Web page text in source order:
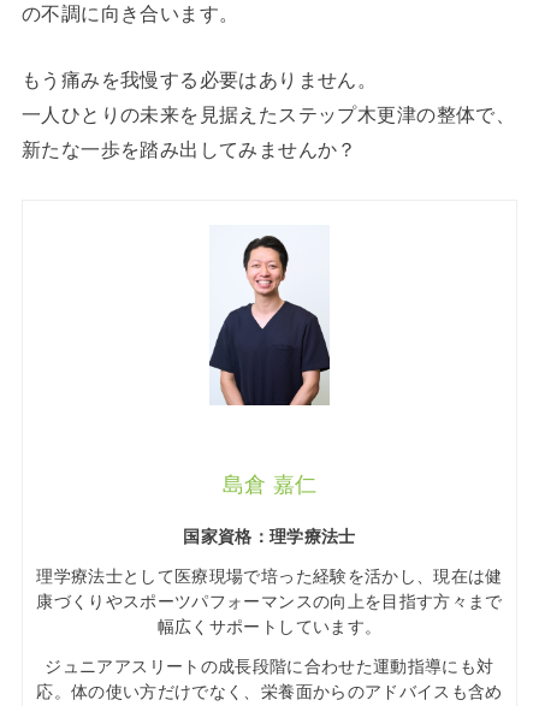
の不調に向き合います。
もう痛みを我慢する必要はありません。
一人ひとりの未来を見据えたステップ木更津の整体で、
新たな一歩を踏み出してみませんか？
島倉 嘉仁
国家資格：理学療法士
理学療法士として医療現場で培った経験を活かし、現在は健
康づくりやスポーツパフォーマンスの向上を目指す方々まで
幅広くサポートしています。
ジュニアアスリートの成長段階に合わせた運動指導にも対
応。体の使い方だけでなく、栄養面からのアドバイスも含め